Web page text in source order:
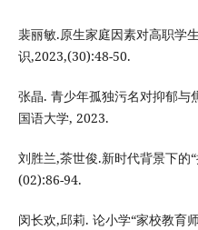
裴丽敏.原生家庭因素对高职学
识,2023,(30):48-50.
张晶. 青少年孤独污名对抑郁
国语大学, 2023.
刘胜兰,茶世俊.新时代背景下的
(02):86-94.
闵长欢,邱莉. 论小学“家校教育